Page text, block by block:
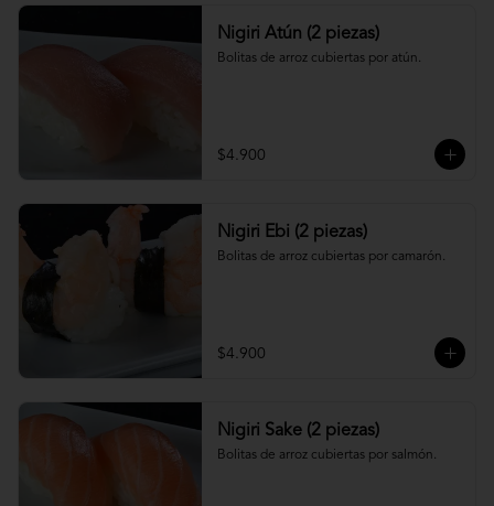
Nigiri Atún (2 piezas)
Bolitas de arroz cubiertas por atún.
$4.900
Nigiri Ebi (2 piezas)
Bolitas de arroz cubiertas por camarón.
$4.900
Nigiri Sake (2 piezas)
Bolitas de arroz cubiertas por salmón.